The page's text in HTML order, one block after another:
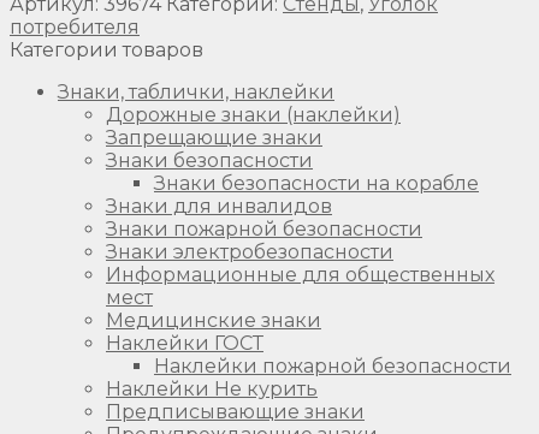
потребителя
Категории товаров
Знаки, таблички, наклейки
Дорожные знаки (наклейки)
Запрещающие знаки
Знаки безопасности
Знаки безопасности на корабле
Знаки для инвалидов
Знаки пожарной безопасности
Знаки электробезопасности
Информационные для общественных
мест
Медицинские знаки
Наклейки ГОСТ
Наклейки пожарной безопасности
Наклейки Не курить
Предписывающие знаки